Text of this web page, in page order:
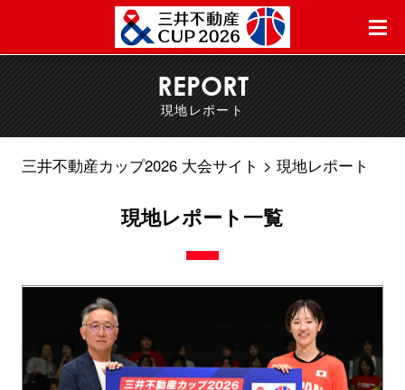
REPORT
現地レポート
三井不動産カップ2026 大会サイト 現地レポート
現地レポート一覧